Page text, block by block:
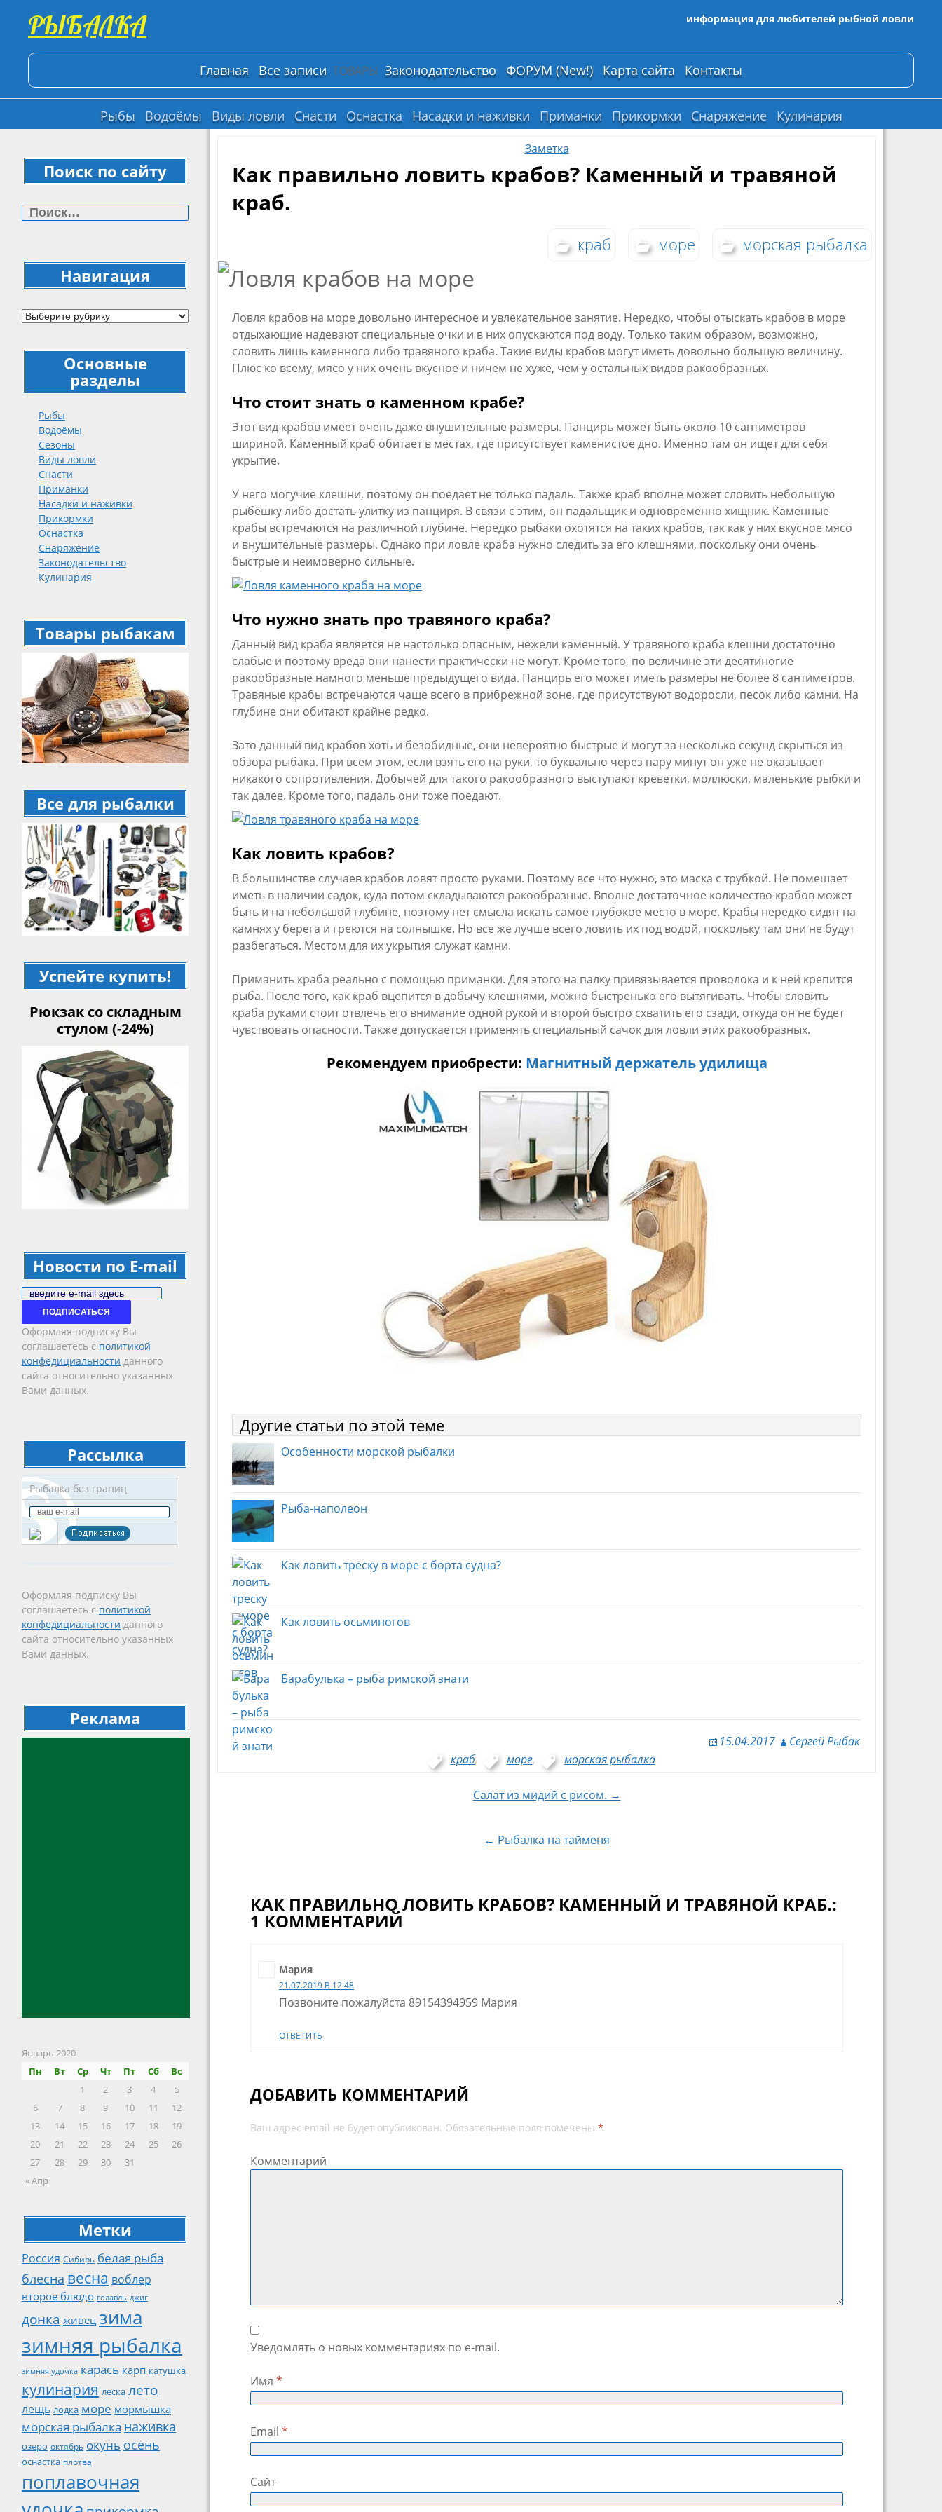
РЫБАЛКА информация для любителей рыбной ловли
Главная Все записи ТОВАРЫ Законодательство ФОРУМ (New!) Карта сайта Контакты
Рыбы Водоёмы Виды ловли Снасти Оснастка Насадки и наживки Приманки Прикормки Снаряжение Кулинария
Поиск по сайту
Навигация
Основные
разделы
Рыбы
Водоёмы
Сезоны
Виды ловли
Снасти
Приманки
Насадки и наживки
Прикормки
Оснастка
Снаряжение
Законодательство
Кулинария
Товары рыбакам
Все для рыбалки
Успейте купить!
Рюкзак со складным
стулом (-24%)
Новости по E-mail
Email
Subscription
ПОДПИСАТЬСЯ
Оформляя подписку Вы
соглашаетесь с политикой
конфедициальности данного
сайта относительно указанных
Вами данных.
Рассылка
Рыбалка без границ
Оформляя подписку Вы
соглашаетесь с политикой
конфедициальности данного
сайта относительно указанных
Вами данных.
Реклама
Январь 2020
Пн
Вт Ср Чт Пт Сб Вс
« Апр
1 2 3 4
5
6
7 8 9 10 11
12
13
14 15 16 17 18
19
20
21 22 23 24 25
26
27
28 29 30 31
Метки
Россия Сибирь белая рыба
блесна весна воблер
второе блюдо голавль джиг
донка живец зима
зимняя рыбалка
зимняя удочка карась карп катушка
кулинария леска лето
лещь лодка море мормышка
морская рыбалка наживка
озеро октябрь окунь осень
оснастка плотва
поплавочная
Заметка
Как правильно ловить крабов? Каменный и травяной
краб.
краб море морская рыбалка
Ловля крабов на море довольно интересное и увлекательное занятие. Нередко, чтобы отыскать крабов в море
отдыхающие надевают специальные очки и в них опускаются под воду. Только таким образом, возможно,
словить лишь каменного либо травяного краба. Такие виды крабов могут иметь довольно большую величину.
Плюс ко всему, мясо у них очень вкусное и ничем не хуже, чем у остальных видов ракообразных.
Что стоит знать о каменном крабе?
Этот вид крабов имеет очень даже внушительные размеры. Панцирь может быть около 10 сантиметров
шириной. Каменный краб обитает в местах, где присутствует каменистое дно. Именно там он ищет для себя
укрытие.
У него могучие клешни, поэтому он поедает не только падаль. Также краб вполне может словить небольшую
рыбёшку либо достать улитку из панциря. В связи с этим, он падальщик и одновременно хищник. Каменные
крабы встречаются на различной глубине. Нередко рыбаки охотятся на таких крабов, так как у них вкусное мясо
и внушительные размеры. Однако при ловле краба нужно следить за его клешнями, поскольку они очень
быстрые и неимоверно сильные.
Что нужно знать про травяного краба?
Данный вид краба является не настолько опасным, нежели каменный. У травяного краба клешни достаточно
слабые и поэтому вреда они нанести практически не могут. Кроме того, по величине эти десятиногие
ракообразные намного меньше предыдущего вида. Панцирь его может иметь размеры не более 8 сантиметров.
Травяные крабы встречаются чаще всего в прибрежной зоне, где присутствуют водоросли, песок либо камни. На
глубине они обитают крайне редко.
Зато данный вид крабов хоть и безобидные, они невероятно быстрые и могут за несколько секунд скрыться из
обзора рыбака. При всем этом, если взять его на руки, то буквально через пару минут он уже не оказывает
никакого сопротивления. Добычей для такого ракообразного выступают креветки, моллюски, маленькие рыбки и
так далее. Кроме того, падаль они тоже поедают.
Как ловить крабов?
В большинстве случаев крабов ловят просто руками. Поэтому все что нужно, это маска с трубкой. Не помешает
иметь в наличии садок, куда потом складываются ракообразные. Вполне достаточное количество крабов может
быть и на небольшой глубине, поэтому нет смысла искать самое глубокое место в море. Крабы нередко сидят на
камнях у берега и греются на солнышке. Но все же лучше всего ловить их под водой, поскольку там они не будут
разбегаться. Местом для их укрытия служат камни.
Приманить краба реально с помощью приманки. Для этого на палку привязывается проволока и к ней крепится
рыба. После того, как краб вцепится в добычу клешнями, можно быстренько его вытягивать. Чтобы словить
краба руками стоит отвлечь его внимание одной рукой и второй быстро схватить его сзади, откуда он не будет
чувствовать опасности. Также допускается применять специальный сачок для ловли этих ракообразных.
Рекомендуем приобрести: Магнитный держатель удилища
Другие статьи по этой теме
Особенности морской рыбалки
Рыба-наполеон
Как ловить треску в море с борта судна?
Как ловить осьминогов
Барабулька – рыба римской знати
15.04.2017
Сергей Рыбак
краб, море, морская рыбалка
Салат из мидий с рисом. →
← Рыбалка на тайменя
КАК ПРАВИЛЬНО ЛОВИТЬ КРАБОВ? КАМЕННЫЙ И ТРАВЯНОЙ КРАБ.:
1 КОММЕНТАРИЙ
Мария
21.07.2019 В 12:48
Позвоните пожалуйста 89154394959 Мария
ОТВЕТИТЬ
ДОБАВИТЬ КОММЕНТАРИЙ
Ваш адрес email не будет опубликован. Обязательные поля помечены *
Комментарий
Уведомлять о новых комментариях по e-mail.
Имя *
Email *
Сайт